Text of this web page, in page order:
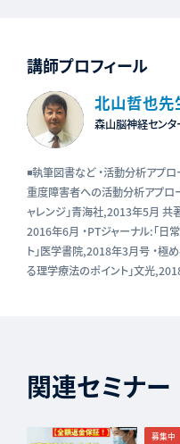
講師プロフィール
北山哲也先
森山脳神経セン
◾️執筆図書など ・活動分析アプ
重度障害者への活動分析アプロー
ャレンジ」青海社,2013年5月 共
2016年6月 ・PTジャーナル:「日
ト」医学書院,2018年3月号 ・極
る理学療法のポイント」文光
関連セミナー
募集中